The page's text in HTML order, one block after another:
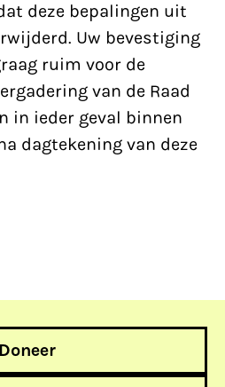
deze bepalingen uit
Uw bevestiging
ruim voor de
van de Raad
in ieder geval binnen
dagtekening van deze
Doneer